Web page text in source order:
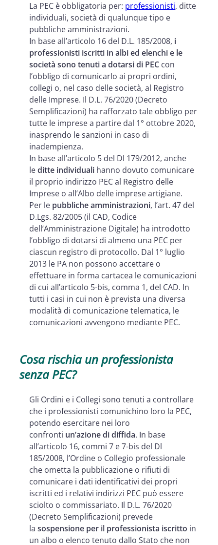
periferiche?
La PEC è obbligatoria per: professionisti, ditte
individuali, società di qualunque tipo e
pubbliche amministrazioni.
In base all’articolo 16 del D.L. 185/2008, i
professionisti iscritti in albi ed elenchi e le
società sono tenuti a dotarsi di PEC con
l’obbligo di comunicarlo ai propri ordini,
collegi o, nel caso delle società, al Registro
delle Imprese. Il D.L. 76/2020 (Decreto
Semplificazioni) ha rafforzato tale obbligo per
tutte le imprese a partire dal 1° ottobre 2020,
inasprendo le sanzioni in caso di
inadempienza.
In base all’articolo 5 del Dl 179/2012, anche
leditte individuali hanno dovuto comunicare
il proprio indirizzo PEC al Registro delle
Imprese o all’Albo delle imprese artigiane.
Per le pubbliche amministrazioni, l’art. 47 del
D.Lgs. 82/2005 (il CAD, Codice
dell’Amministrazione Digitale) ha introdotto
l’obbligo di dotarsi di almeno una PEC per
ciascun registro di protocollo. Dal 1° luglio
2013 le PA non possono accettare o
effettuare in forma cartacea le comunicazioni
di cui all’articolo 5-bis, comma 1, del CAD. In
tutti i casi in cui non è prevista una diversa
modalità di comunicazione telematica, le
comunicazioni avvengono mediante PEC.
Cosa rischia un professionista
senza PEC?
Gli Ordini e i Collegi sono tenuti a controllare
che i professionisti comunichino loro la PEC,
potendo esercitare nei loro
confronti un’azione di diffida. In base
all’articolo 16, commi 7 e 7-bis del Dl
185/2008, l’Ordine o Collegio professionale
che ometta la pubblicazione o rifiuti di
comunicare i dati identificativi dei propri
iscritti ed i relativi indirizzi PEC può essere
sciolto o commissariato. Il D.L. 76/2020
(Decreto Semplificazioni) prevede
la sospensione per il professionista iscritto in
un albo o elenco tenuto dallo Stato che non